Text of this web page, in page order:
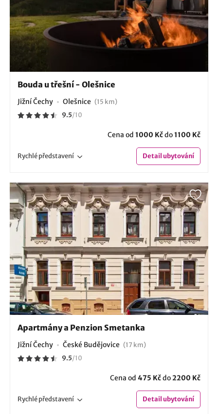
Bouda u třešní - Olešnice
Jižní Čechy Olešnice (15 km)
9.5/10
Cena od 1000 Kčdo1100 Kč
Rychlépředstavení Detailubytování
Apartmány a Penzion Smetanka
Jižní Čechy České Budějovice (17 km)
9.5/10
Cena od 475 Kčdo2200 Kč
Rychlépředstavení Detailubytování